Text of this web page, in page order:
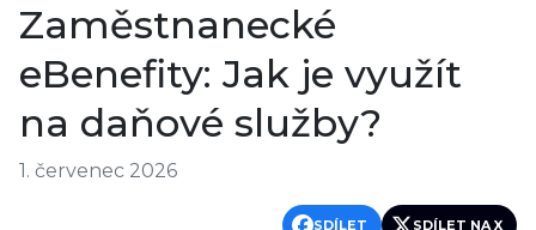
O nás
Blog
Kontakt
Zaměstnanecké
eBenefity: Jak je využít
na daňové služby?
1. červenec 2026
SDÍLET SDÍLET NA X